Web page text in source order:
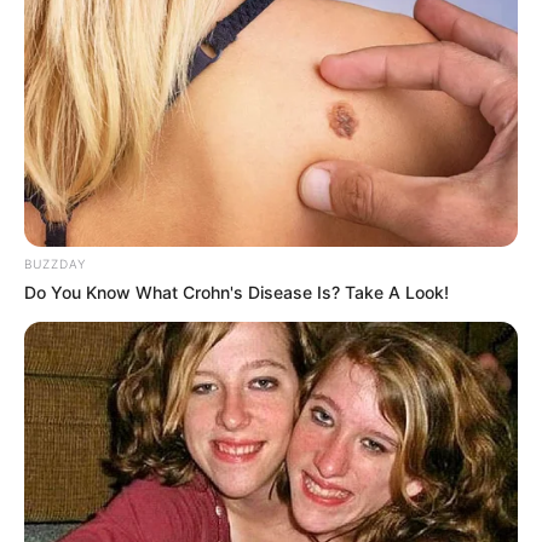
કરણસિંહ ચાવડા દ્વારા પત્રકાર પરિષદ જણાવવામાં
આવ્યું છે કે, યુધ્ધ છેડાઈ ચૂક્યું છે એટલે હવે લાગ્યા
સિવાય છૂટકો રહેલ નથી. ક્ષત્રિયો દ્વારા આવતીકાલથી
કાર્યક્રમો શરૂ કરવામાં આવશે. આવતીકાલથી
BUZZDAY
Do You Know What Crohn's Disease Is? Take A Look!